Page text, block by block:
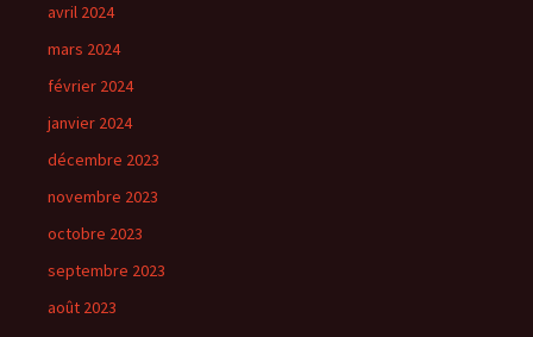
avril 2024
mars 2024
février 2024
janvier 2024
décembre 2023
novembre 2023
octobre 2023
septembre 2023
août 2023